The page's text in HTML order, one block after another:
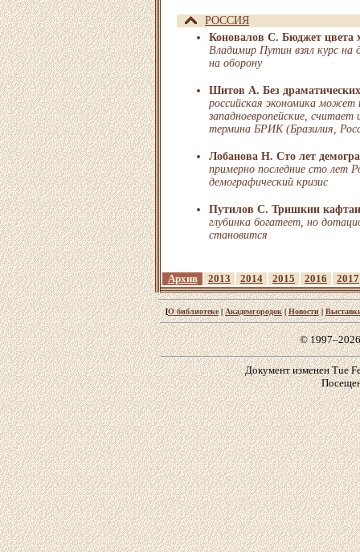
РОССИЯ
Коновалов С. Бюджет цвета
Владимир Путин взял курс на
на оборону
Шитов А. Без
российская экономика может
западноевропейские,
термина БРИК (Бразилия,
Лобанова Н. Сто лет
примерно последние сто лет
демографический кризис
Путилов С. Тришкин кафтан
глубинка богатеет, но
становится
Архив 2013 2014 2015 2016 2017
[О библиотеке|Академгородок|Новости|
©
Документ изменен Tue